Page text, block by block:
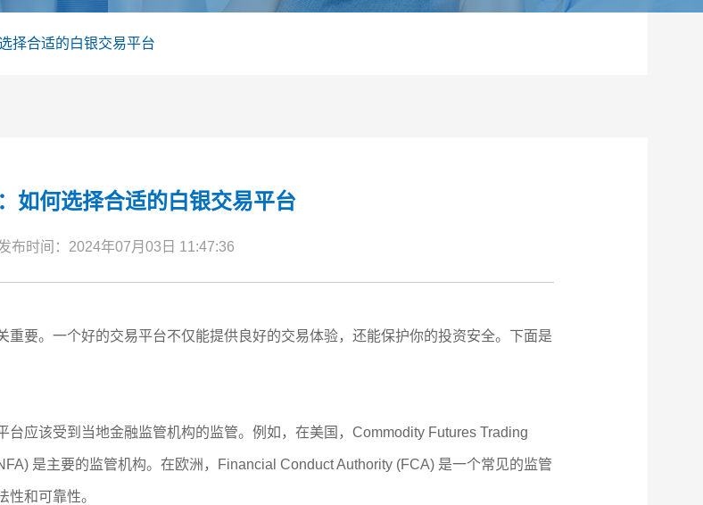
择合适的白银交易平台
如何选择合适的白银交易平台
布时间：2024年07月03日 11:47:36
重要。一个好的交易平台不仅能提供良好的交易体验，还能保护你的投资安全。下面是
台应该受到当地金融监管机构的监管。例如，在美国，Commodity Futures Trading
是主要的监管机构。在欧洲，Financial Conduct Authority (FCA) 是一个常见的监管
和可靠性。